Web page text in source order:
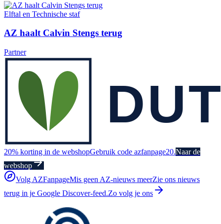
Elftal en Technische staf
AZ haalt Calvin Stengs terug
Partner
20% korting in de webshopGebruik code azfanpage20.Naar de
webshop
Volg AZFanpageMis geen AZ-nieuws meerZie ons nieuws
terug in je Google Discover-feed.Zo volg je ons